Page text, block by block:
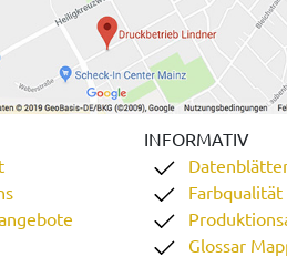
INFORMATIV
Farbqualität
Glossar